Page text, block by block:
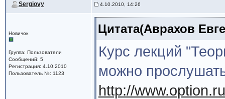
Sergiovy 4.10.2010, 14:26
Новичок
Группа: Пользователи
Сообщений: 5
Регистрация: 4.10.2010
Пользователь №: 1123
Цитата(Аврахов
Курс лекций
можно
http://